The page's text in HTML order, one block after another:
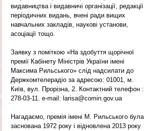
видавництва і видавничі організації, редакції
періодичних видань, вчені ради вищих
навчальних закладів, наукові установи,
асоціації тощо.
Заявку з поміткою «На здобуття щорічної
премії Кабінету Міністрів України імені
Максима Рильського» слід надсилати до
Держкомтелерадіо за адресою: 01001, м.
Київ, вул. Прорізна, 2. Контактний телефон :
278-03-11. e-mail: larisa@comin.gov.ua
Нагадаємо, премія імені М. Рильського була
заснована 1972 року і відновлена 2013 року